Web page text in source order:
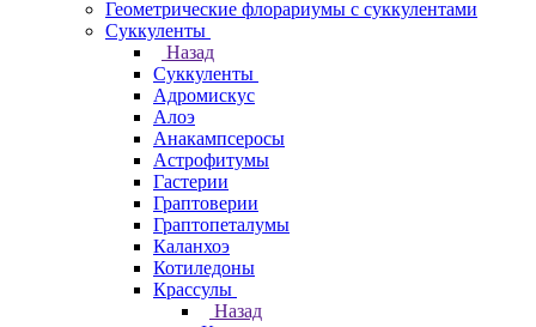
Геометрические флорариумы с суккулентами
Суккуленты
Назад
Суккуленты
Адромискус
Алоэ
Анакампсеросы
Астрофитумы
Гастерии
Граптоверии
Граптопеталумы
Каланхоэ
Котиледоны
Крассулы
Назад